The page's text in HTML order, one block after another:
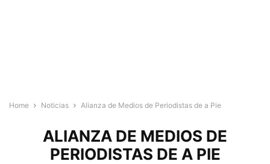
Home Noticias Alianza de Medios de Periodistas de a Pie
ALIANZA DE MEDIOS DE
PERIODISTAS DE A PIE